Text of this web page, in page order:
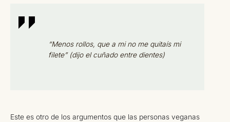
“Menos rollos, que a mi no me quitaís mi
filete” (dijo el cuñado entre dientes)
Este es otro de los argumentos que las personas veganas